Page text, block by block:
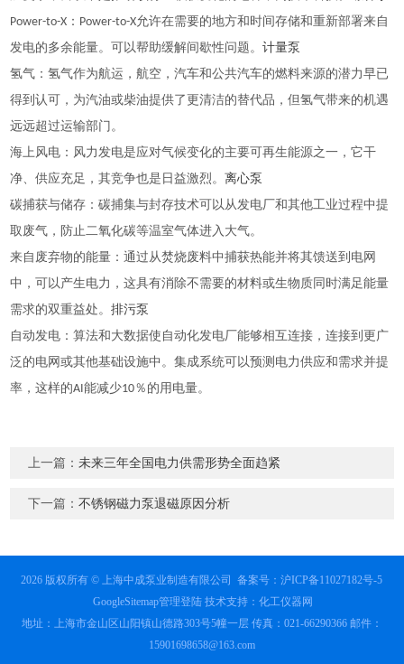
Power-to-X ： Power-to-X允许在需要的地方和时间存储和重新部署来自
发电的多余能量。可以帮助缓解间歇性问题。计量泵
氢气 ：氢气作为航运，航空，汽车和公共汽车的燃料来源的潜力早已
得到认可，为汽油或柴油提供了更清洁的替代品 ，但氢气带来的机遇
远远超过运输部门。
海上风电 ： 风力发电是应对气候变化的主要可再生能源之一，它干
净、供应充足，其竞争也是日益激烈。 离心泵
碳捕获与储存 ：碳捕集与封存技术可以从发电厂和其他工业过程中提
取废气，防止二氧化碳等温室气体进入大气。
来自废弃物的能量 ：通过从焚烧废料中捕获热能并将其馈送到电网
中，可以产生电力，这具有消除不需要的材料或生物质同时满足能量
需求的双重益处。排污泵
自动发电 ：算法和大数据使自动化发电厂能够相互连接，连接到更广
泛的电网或其他基础设施中。集成系统可以预测电力供应和需求并提
率，这样的AI能减少10％的用电量。
上一篇：未来三年全国电力供需形势全面趋紧
下一篇：不锈钢磁力泵退磁原因分析
2026 版权所有 © 上海中成泵业制造有限公司备案号：沪ICP备11027182号-5
GoogleSitemap管理登陆 技术支持：化工仪器网
地址：上海市金山区山阳镇山德路303号5幢一层 传真：021-66290366 邮件：
15901698658@163.com